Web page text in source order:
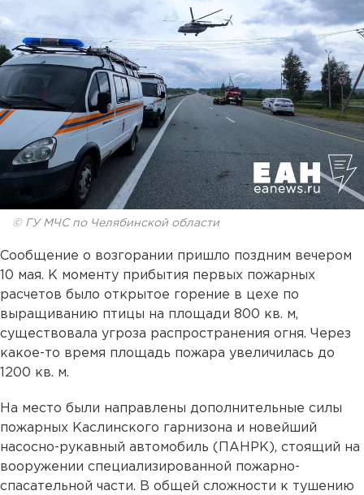
© ГУ МЧС по Челябинской области
Сообщение о возгорании пришло поздним вечером
10 мая. К моменту прибытия первых пожарных
расчетов было открытое горение в цехе по
выращиванию птицы на площади 800 кв. м,
существовала угроза распространения огня. Через
какое-то время площадь пожара увеличилась до
1200 кв. м.
На место были направлены дополнительные силы
пожарных Каслинского гарнизона и новейший
насосно-рукавный автомобиль (ПАНРК), стоящий на
вооружении специализированной пожарно-
спасательной части. В общей сложности к тушению